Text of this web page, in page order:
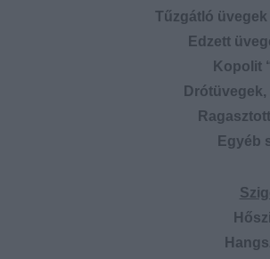
Tűzgátló
Edzett
Kopolit
Egyéb